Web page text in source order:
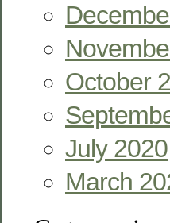
October
July 2020
March